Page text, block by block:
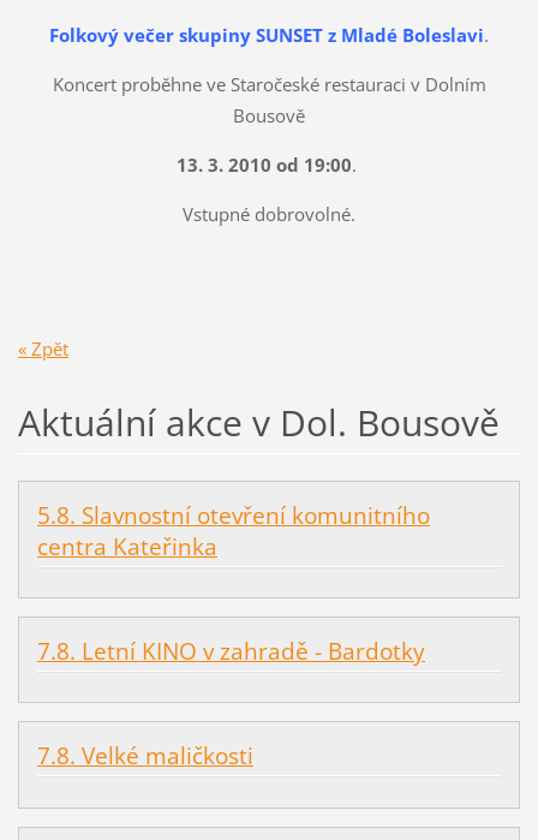
Folkový večer skupiny SUNSET z Mladé Boleslavi.
Koncert proběhne ve Staročeské restauraci v Dolním
Bousově
13. 3. 2010 od 19:00.
Vstupné dobrovolné.
« Zpět
Aktuální akce v Dol. Bousově
5.8. Slavnostní otevření komunitního
centra Kateřinka
7.8. Letní KINO v zahradě - Bardotky
7.8. Velké maličkosti